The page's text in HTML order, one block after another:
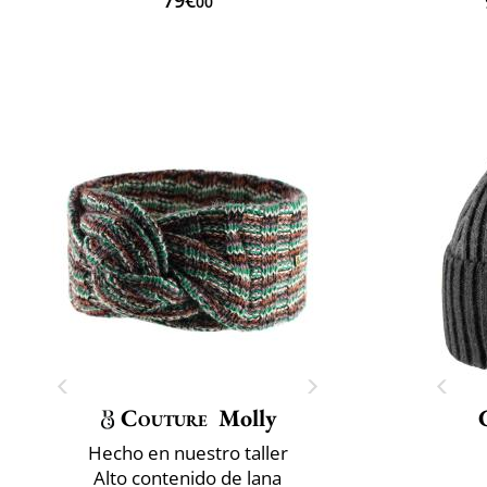
Couture Molly
Hecho en nuestro taller
Alto contenido de lana